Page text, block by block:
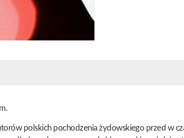
polskich pochodzenia żydowskiego przed w